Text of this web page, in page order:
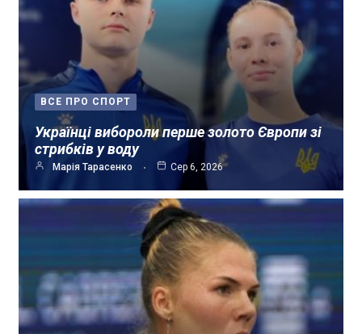
ВСЕ ПРО СПОРТ
Українці вибороли перше золото Європи зі
стрибків у воду
Марія Тарасенко Сер 6, 2026